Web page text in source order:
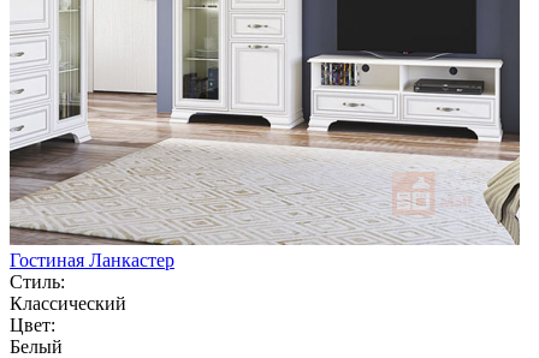
Гостиная Ланкастер
Стиль:
Классический
Цвет:
Белый